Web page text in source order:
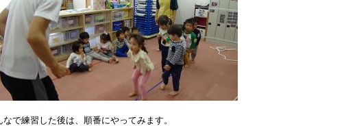
なで練習した後は、順番にやってみます。